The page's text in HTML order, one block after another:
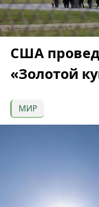
США
«Золотой
МИР